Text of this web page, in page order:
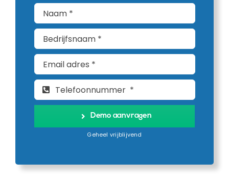
Demo aanvragen
Geheel vrijblijvend